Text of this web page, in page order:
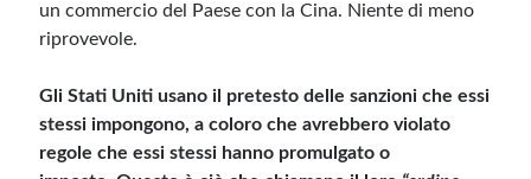
un commercio del Paese con la Cina. Niente di meno
riprovevole.
Gli Stati Uniti usano il pretesto delle sanzioni che essi
stessi impongono, a coloro che avrebbero violato
regole che essi stessi hanno promulgato o